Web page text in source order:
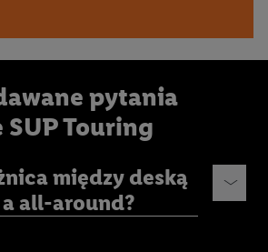
pytania
Touring
między deską
all-around?